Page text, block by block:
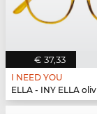
€ 37,33
I NEED YOU
ELLA - INY ELLA oliv